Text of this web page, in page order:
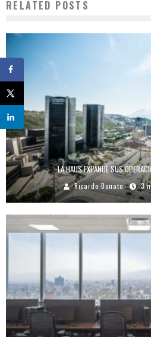
RELATED POSTS
LA HAUS EXPANDE SUS
Ricardo Donato 3